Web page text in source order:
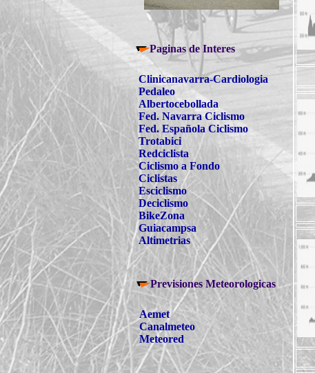
Paginas de Interes
Clinicanavarra-Cardiologia
Pedaleo
Albertocebollada
Fed. Navarra Ciclismo
Fed. Española Ciclismo
Trotabici
Redciclista
Ciclismo a Fondo
Ciclistas
Esciclismo
Deciclismo
BikeZona
Guiacampsa
Altimetrias
Previsiones Meteorologicas
Aemet
Canalmeteo
Meteored